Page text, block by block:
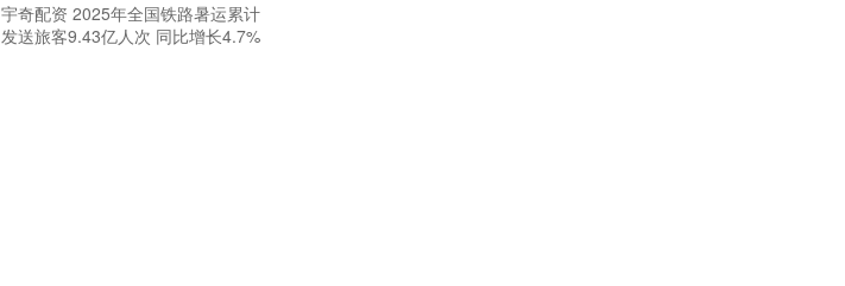
宇奇配资 2025年全国铁路暑运累计
发送旅客9.43亿人次 同比增长4.7%